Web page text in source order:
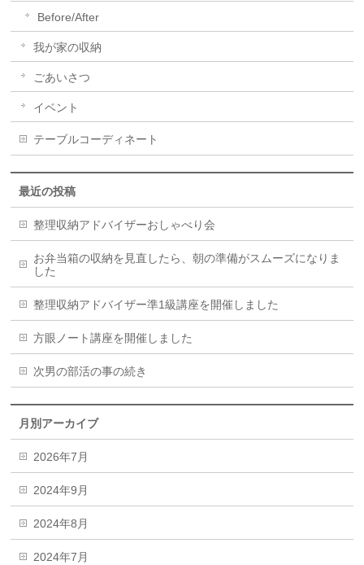
Before/After
我が家の収納
ごあいさつ
イベント
テーブルコーディネート
最近の投稿
整理収納アドバイザーおしゃべり会
お弁当箱の収納を見直したら、朝の準備がスムーズになりま
した
整理収納アドバイザー準1級講座を開催しました
方眼ノート講座を開催しました
次男の部活の事の続き
月別アーカイブ
2026年7月
2024年9月
2024年8月
2024年7月